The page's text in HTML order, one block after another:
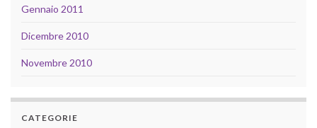
Gennaio 2011
Dicembre 2010
Novembre 2010
CATEGORIE